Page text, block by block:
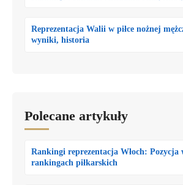
Reprezentacja Walii w piłce nożnej
wyniki, historia
Polecane artykuły
Rankingi reprezentacja Włoch: Pozycja
rankingach piłkarskich